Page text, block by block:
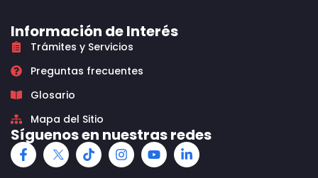
Información de Interés
Trámites y Servicios
Preguntas frecuentes
Glosario
Mapa del Sitio
Síguenos en nuestras redes